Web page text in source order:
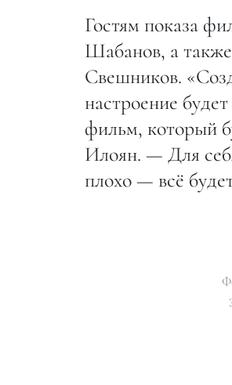
Гостям показа
Шабанов, а
Свешников.
настроение
фильм, который
Илоян. — Для
плохо — всё